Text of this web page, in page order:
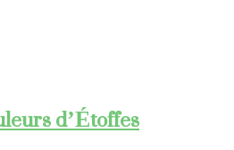
d’Étoffes